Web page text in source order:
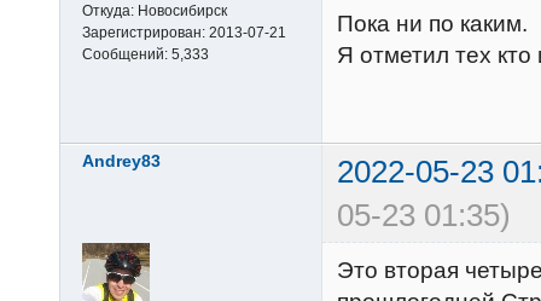
Откуда: Новосибирск
Зарегистрирован: 2013-07-21
Сообщений: 5,333
Пока ни по каким.
Я отметил тех
Andrey83
2022-05-23
05-23 01:35)
Это вторая